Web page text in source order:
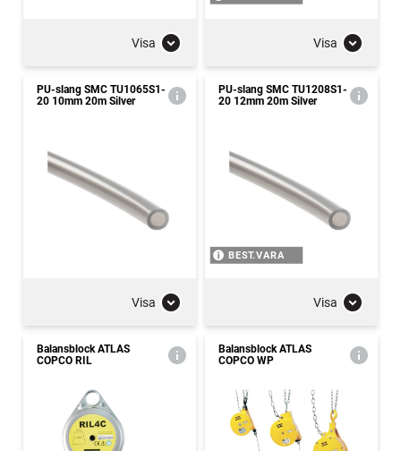
Visa Visa
PU-slang SMC TU1065S1-
20 10mm 20m Silver
Visa
PU-slang SMC TU1208S1-
20 12mm 20m Silver
BEST.VARA
Visa
Balansblock ATLAS
COPCO RIL
Balansblock ATLAS
COPCO WP